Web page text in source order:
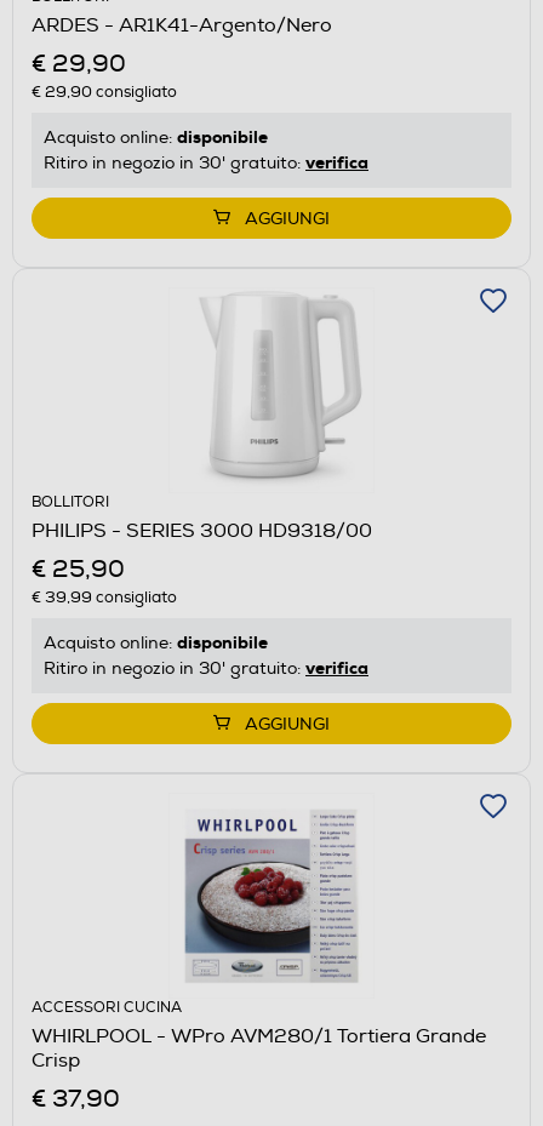
ARDES - AR1K41-Argento/Nero
€ 29,90
€ 29,90consigliato
Acquisto online: disponibile
Ritiro in negozio in 30' gratuito: verifica
AGGIUNGI
BOLLITORI
PHILIPS - SERIES 3000 HD9318/00
€ 25,90
€ 39,99 consigliato
Acquisto online: disponibile
Ritiro in negozio in 30' gratuito: verifica
AGGIUNGI
ACCESSORI CUCINA
WHIRLPOOL - WPro AVM280/1 Tortiera Grande
Crisp
€ 37,90